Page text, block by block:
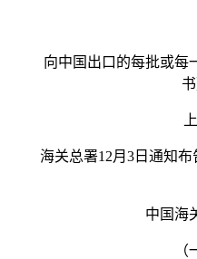
向中国出口的每批或每一
上述
海关总署12月3日通知布
中国海关
（一